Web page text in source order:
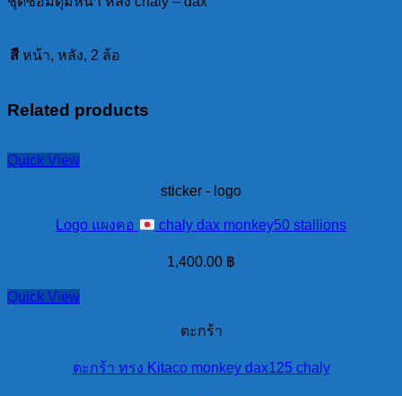
สี หน้า, หลัง, 2 ล้อ
Related products
Quick View
sticker - logo
Logo แผงคอ chaly dax monkey50 stallions
1,400.00 ฿
Quick View
ตะกร้า
ตะกร้า ทรง Kitaco monkey dax125 chaly